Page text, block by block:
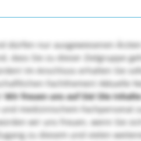
dürfen nur ausgewiesenen
dass Sie zu dieser Zielgruppe
Im Anschluss erhalten Sie
Fachthemen! Aktuelle
Wir freuen uns auf Sie! Die
medizinischem Fachpersonal
wir uns freuen, wenn Sie
zu diesem und vielen